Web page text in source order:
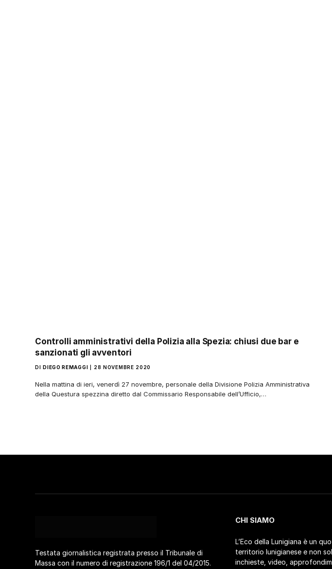
Controlli amministrativi della Polizia alla Spezia: chiusi due bar e
sanzionati gli avventori
DI DIEGO REMAGGI 28 NOVEMBRE 2020
Nella mattina di ieri, venerdì 27 novembre, personale della Divisione Polizia Amministrativa
della Questura spezzina diretto dal Commissario Responsabile dell’Ufficio,…
Testata giornalistica registrata presso il Tribunale di
Massa con il numero di registrazione 196/1 del 04/2015.
CHI SIAMO
L’Eco della Lunigiana è un
territorio lunigianese e non
inchieste, video,